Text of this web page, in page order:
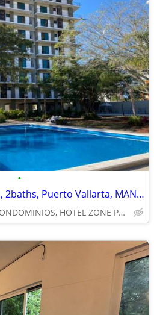
•
Furnished condo 2beds, 2baths, Puerto Vallarta, MANYARA CONDOS
MANYARA CONDOMINIOS, HOTEL ZONE PUERTO VALLARTA